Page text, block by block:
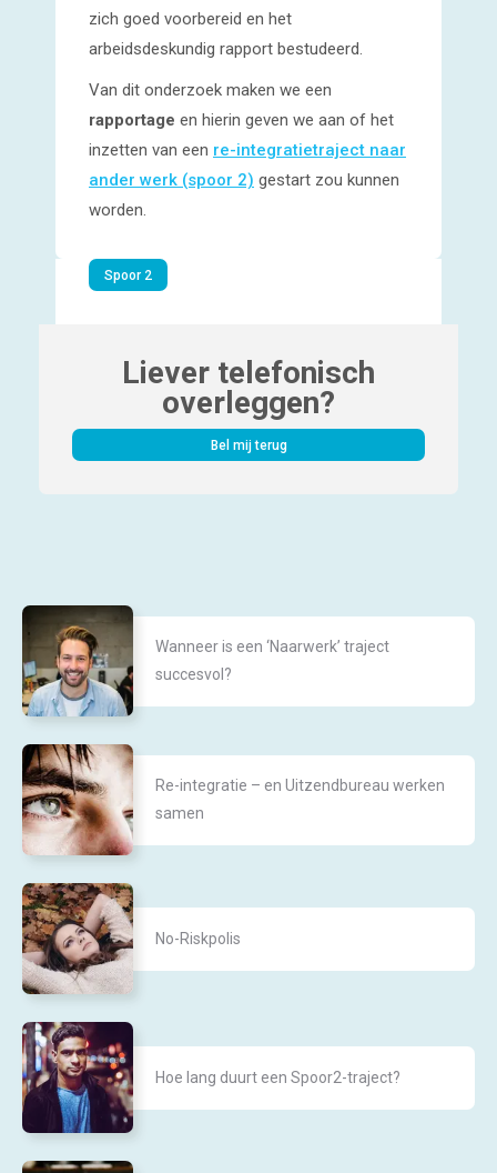
zich goed voorbereid en het
arbeidsdeskundig rapport bestudeerd.
Van dit onderzoek maken we een
rapportage en hierin geven we aan of het
inzetten van een re-integratietraject naar
ander werk (spoor 2) gestart zou kunnen
worden.
Spoor 2
Liever telefonisch
overleggen?
Bel mij terug
Wanneer is een ‘Naarwerk’ traject
succesvol?
Re-integratie – en Uitzendbureau werken
samen
No-Riskpolis
Hoe lang duurt een Spoor2-traject?